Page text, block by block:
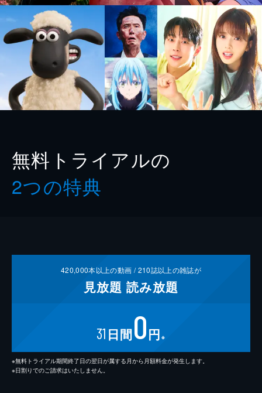
無料トライアルの
2つの特典
420,000本以上の動画 /210誌以上の雑誌が
見放題 読み放題
31 日間0円 ※
※無料トライアル期間終了日の翌日が属する月から月額料金が発生します。
※日割りでのご請求はいたしません。